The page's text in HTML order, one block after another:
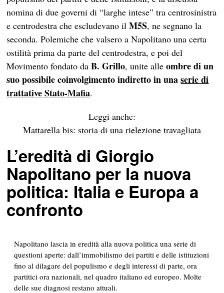
nomina di due governi di “larghe intese” tra centrosinistra
e centrodestra che escludevano ilM5S, ne segnano la
seconda. Polemiche che valsero a Napolitano una certa
ostilità prima da parte del centrodestra, e poi del
Movimento fondato daB. Grillo, unite alleombre di un
suo possibile coinvolgimento indiretto in unaserie di
trattative Stato-Mafia.
Leggi anche:
Mattarella bis: storia di una rielezione travagliata
L’eredità di Giorgio
Napolitano per la nuova
politica: Italia e Europa a
confronto
Napolitano lascia in eredità alla nuova politica una serie di
questioni aperte: dall’immobilismo dei partiti e delle istituzioni
fino aldilagare del populismoe degli interessi di parte, ora
partitici ora nazionali,nel quadro italiano ed europeo. Molte
delle suediagnosirestanoattuali.